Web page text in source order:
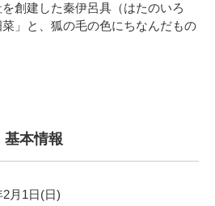
創建した秦伊呂具（はたのいろ
」と、狐の毛の色にちなんだもの
基本情報
2月1日(日)